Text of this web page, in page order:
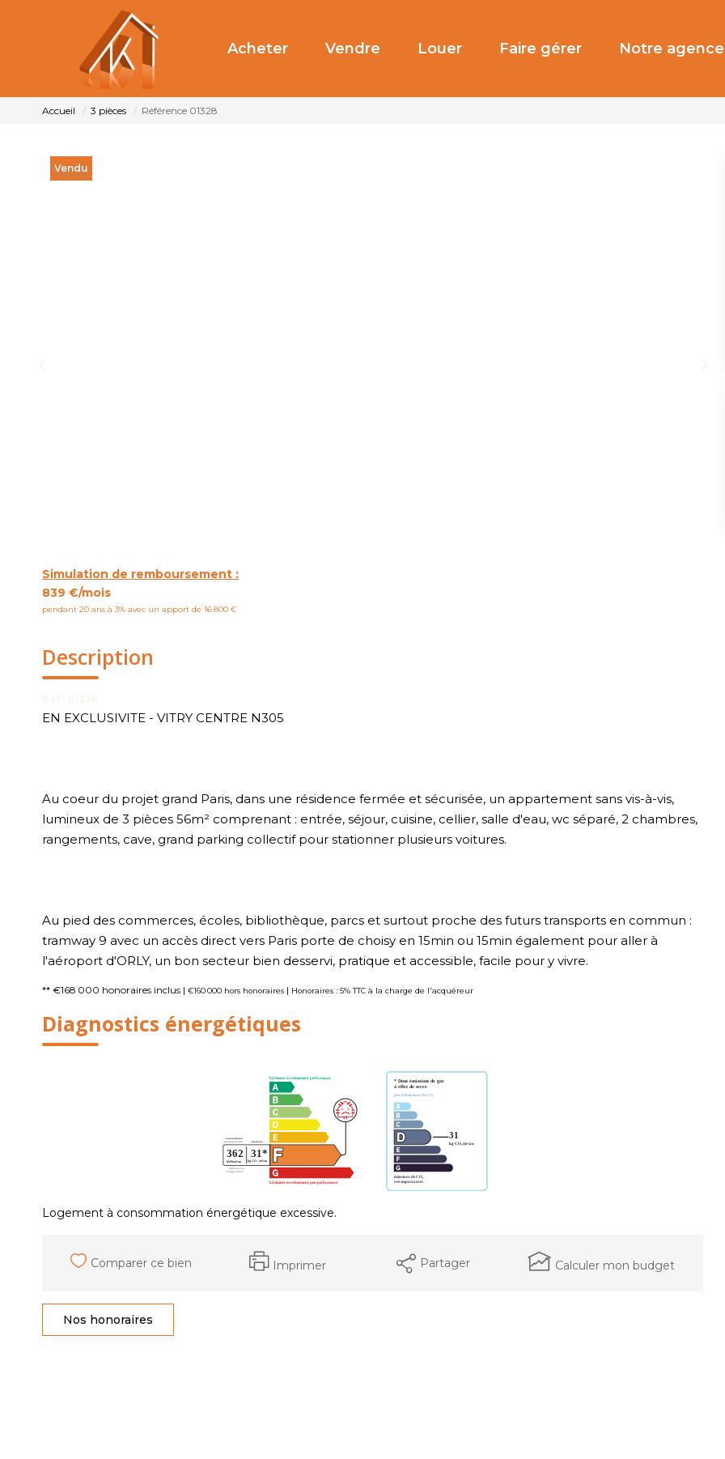
Acheter Vendre Louer Faire gérer Notre agence
Accueil 3 pièces Référence 01328
Vendu
Simulation de remboursement :
839 €/mois
pendant 20 ans à 3% avec un apport de 16 800 €
Description
EN EXCLUSIVITE - VITRY CENTRE N305
Au coeur du projet grand Paris, dans une résidence fermée et sécurisée, un appartement sans vis-à-vis,
lumineux de 3 pièces 56m² comprenant : entrée, séjour, cuisine, cellier, salle d'eau, wc séparé, 2 chambres,
rangements, cave, grand parking collectif pour stationner plusieurs voitures.
Au pied des commerces, écoles, bibliothèque, parcs et surtout proche des futurs transports en commun :
tramway 9 avec un accès direct vers Paris porte de choisy en 15min ou 15min également pour aller à
l'aéroport d'ORLY, un bon secteur bien desservi, pratique et accessible, facile pour y vivre.
** €168 000 honoraires inclus | €160 000 hors honoraires | Honoraires : 5% TTC à la charge de l'acquéreur
Diagnostics énergétiques
Logement à consommation énergétique excessive.
Comparer ce bien Imprimer Partager Calculer mon budget
Nos honoraires